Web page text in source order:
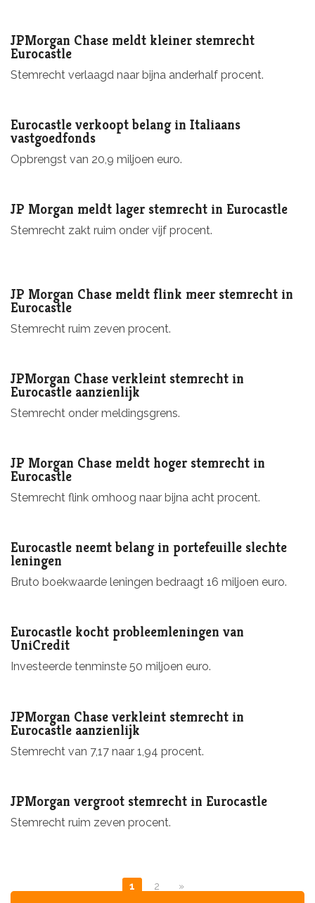
JPMorgan Chase meldt kleiner stemrecht
Eurocastle
Stemrecht verlaagd naar bijna anderhalf procent.
Eurocastle verkoopt belang in Italiaans
vastgoedfonds
Opbrengst van 20,9 miljoen euro.
JP Morgan meldt lager stemrecht in Eurocastle
Stemrecht zakt ruim onder vijf procent.
JP Morgan Chase meldt flink meer stemrecht in
Eurocastle
Stemrecht ruim zeven procent.
JPMorgan Chase verkleint stemrecht in
Eurocastle aanzienlijk
Stemrecht onder meldingsgrens.
JP Morgan Chase meldt hoger stemrecht in
Eurocastle
Stemrecht flink omhoog naar bijna acht procent.
Eurocastle neemt belang in portefeuille slechte
leningen
Bruto boekwaarde leningen bedraagt 16 miljoen euro.
Eurocastle kocht probleemleningen van
UniCredit
Investeerde tenminste 50 miljoen euro.
JPMorgan Chase verkleint stemrecht in
Eurocastle aanzienlijk
Stemrecht van 7,17 naar 1,94 procent.
JPMorgan vergroot stemrecht in Eurocastle
Stemrecht ruim zeven procent.
1 2 »